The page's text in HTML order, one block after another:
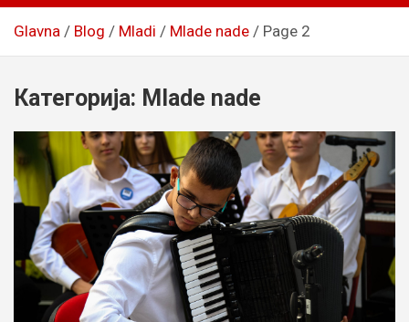
Glavna Blog Mladi Mlade nade Page 2
Категорија: Mlade nade